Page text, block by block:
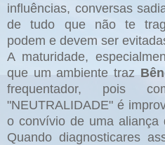
influências, conversas
de tudo que não te
podem e devem ser
A maturidade,
que um ambiente traz
frequentador, pois
"NEUTRALIDADE" é
o convívio de uma aliança
Quando diagnosticares